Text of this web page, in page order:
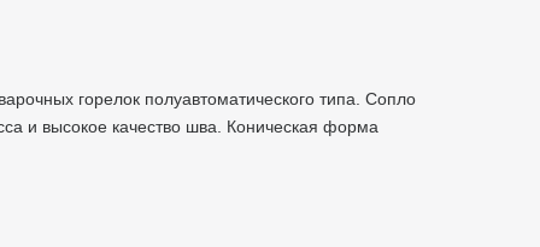
горелок полуавтоматического типа. Сопло
и высокое качество шва. Коническая форма